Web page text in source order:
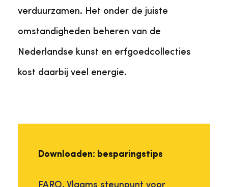
verduurzamen. Het onder de juiste
omstandigheden beheren van de
Nederlandse kunst en erfgoedcollecties
kost daarbij veel energie.
Downloaden: besparingstips
FARO. Vlaams steunpunt voor